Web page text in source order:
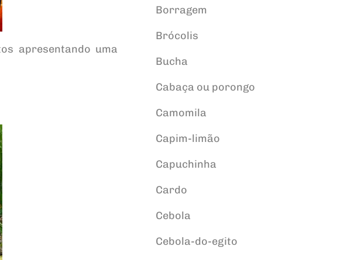
apresentando uma
Borragem
Brócolis
Bucha
Cabaça ou porongo
Camomila
Capim-limão
Capuchinha
Cardo
Cebola
Cebola-do-egito